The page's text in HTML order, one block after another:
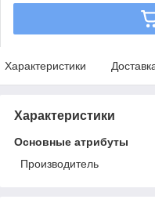
Характеристики
Характеристики
Основные атрибуты
Производитель